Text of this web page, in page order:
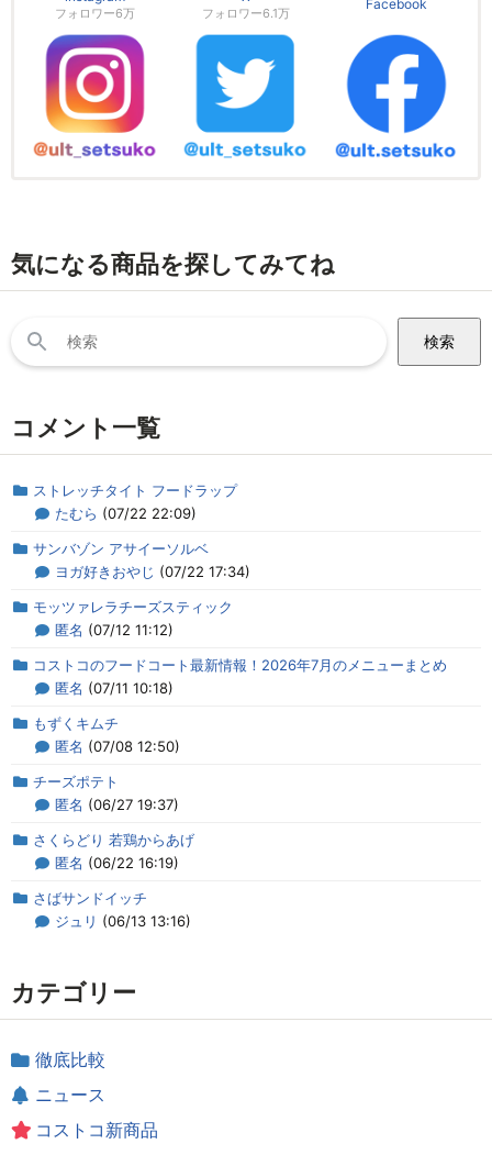
フォロワー6万 フォロワー6.1万
Facebook
気になる商品を探してみてね
索:
コメント一覧
ストレッチタイト フードラップ
たむら (07/22 22:09)
サンバゾン アサイーソルベ
ヨガ好きおやじ (07/22 17:34)
モッツァレラチーズスティック
匿名 (07/12 11:12)
コストコのフードコート最新情報！2026年7月のメニューまとめ
匿名 (07/11 10:18)
もずくキムチ
匿名 (07/08 12:50)
チーズポテト
匿名 (06/27 19:37)
さくらどり 若鶏からあげ
匿名 (06/22 16:19)
さばサンドイッチ
ジュリ (06/13 13:16)
カテゴリー
徹底比較
ニュース
コストコ新商品